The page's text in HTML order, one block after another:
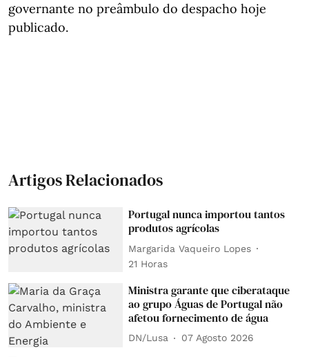
governante no preâmbulo do despacho hoje
publicado.
Artigos Relacionados
Portugal nunca importou tantos
produtos agrícolas
Margarida Vaqueiro Lopes
21 Horas
Ministra garante que ciberataque
ao grupo Águas de Portugal não
afetou fornecimento de água
DN/Lusa 07 Agosto 2026